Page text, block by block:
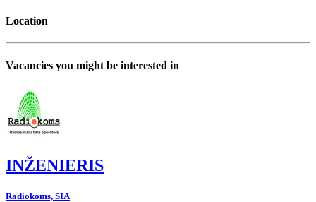
Location
Vacancies you might be interested in
INŽENIERIS
Radiokoms, SIA